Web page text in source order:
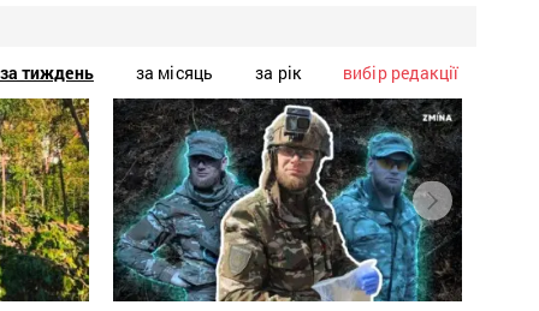
за тиждень за місяць за рік вибір редакції